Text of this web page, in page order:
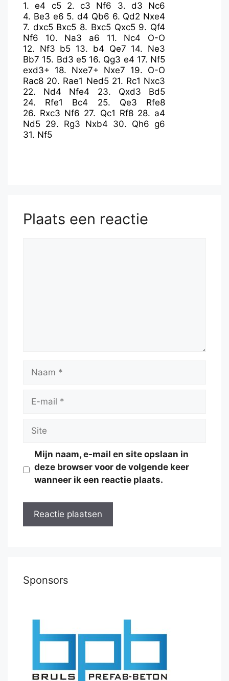
1.e4 c5 2. c3 Nf6 3. d3
Nc6
4. Be3 e6 5. d4 Qb6 6. Qd2 Nxe4
7. dxc5 Bxc5 8. Bxc5 Qxc5 9. Qf4
Nf6
10. Na3 a6 11. Nc4
O-O
12. Nf3 b5 13. b4 Qe7 14. Ne3
Bb7 15. Bd3 e5 16. Qg3 e4 17. Nf5
exd3+ 18. Nxe7+ Nxe7 19. O-O
Rac8 20. Rae1 Ned5 21. Rc1 Nxc3
22. Nd4 Nfe4 23. Qxd3
Bd5
24. Rfe1 Bc4 25. Qe3
Rfe8
26. Rxc3 Nf6 27. Qc1 Rf8 28. a4
Nd5 29. Rg3 Nxb4 30. Qh6 g6
31. Nf5
Plaats een reactie
Naam
Site
Mijn naam, e-mail en site opslaan in
deze browser voor de volgende keer
wanneer ik een reactie plaats.
Sponsors